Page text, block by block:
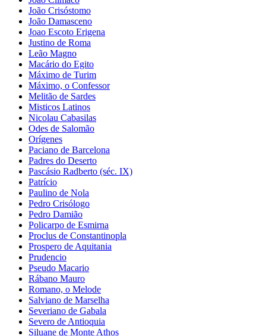
João Crisóstomo
João Damasceno
Joao Escoto Erigena
Justino de Roma
Leão Magno
Macário do Egito
Máximo de Turim
Máximo, o Confessor
Melitão de Sardes
Misticos Latinos
Nicolau Cabasilas
Odes de Salomão
Orígenes
Paciano de Barcelona
Padres do Deserto
Pascásio Radberto (séc. IX)
Patrício
Paulino de Nola
Pedro Crisólogo
Pedro Damião
Policarpo de Esmirna
Proclus de Constantinopla
Prospero de Aquitania
Prudencio
Pseudo Macario
Rábano Mauro
Romano, o Melode
Salviano de Marselha
Severiano de Gabala
Severo de Antioquia
Siluane de Monte Athos